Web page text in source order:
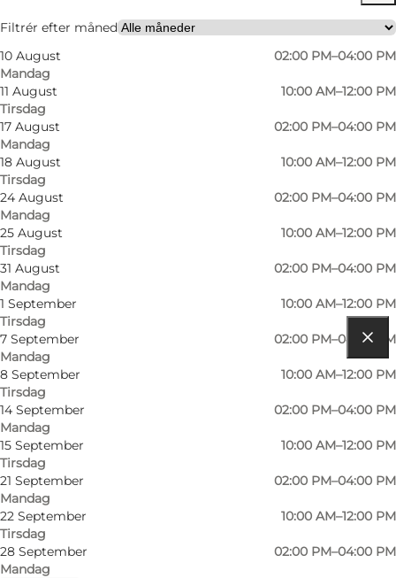
Filtrér efter måned
10 August
Mandag
02:00 PM–04:00 PM
11 August
Tirsdag
10:00 AM–12:00 PM
17 August
Mandag
02:00 PM–04:00 PM
18 August
Tirsdag
10:00 AM–12:00 PM
24 August
Mandag
02:00 PM–04:00 PM
25 August
Tirsdag
10:00 AM–12:00 PM
31 August
Mandag
02:00 PM–04:00 PM
1 September
Tirsdag
10:00 AM–12:00 PM
7 September
Mandag
02:00 PM–04:00 PM
8 September
Tirsdag
10:00 AM–12:00 PM
14 September
Mandag
02:00 PM–04:00 PM
15 September
Tirsdag
10:00 AM–12:00 PM
21 September
Mandag
02:00 PM–04:00 PM
22 September
Tirsdag
10:00 AM–12:00 PM
28 September
Mandag
02:00 PM–04:00 PM
Mig selv, Min partner
Læs mere